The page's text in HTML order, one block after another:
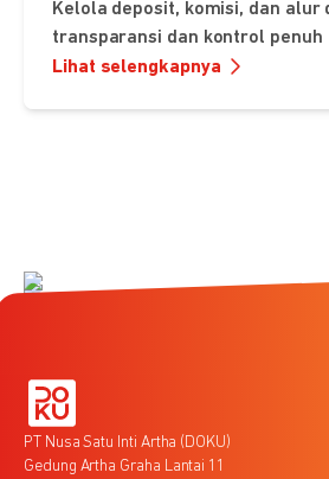
Kelola deposit, komisi, dan alur
transparansi dan kontrol penuh
Lihat selengkapnya
PT Nusa Satu Inti Artha (DOKU)
Gedung Artha Graha Lantai 11